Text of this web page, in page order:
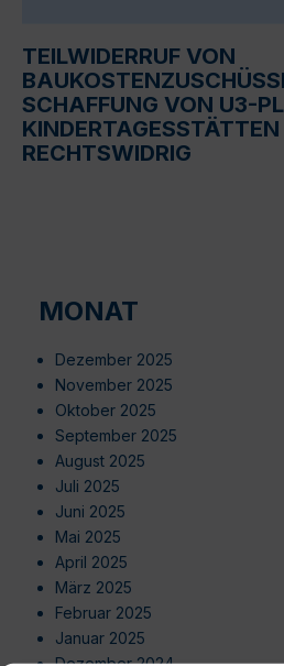
TEILWIDERRUF VON
SCHAFFUNG VON U3-
RECHTSWIDRIG
MONAT
Dezember 2025
November 2025
Oktober 2025
September 2025
August 2025
Juli 2025
Juni 2025
Mai 2025
April 2025
März 2025
Februar 2025
Januar 2025